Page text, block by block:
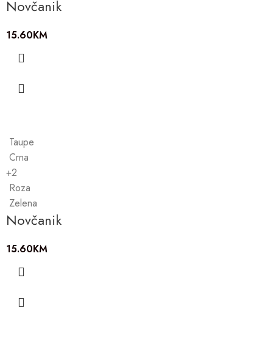
Novčanik
15.60KM
Taupe
Crna
+2
Roza
Zelena
Novčanik
15.60KM